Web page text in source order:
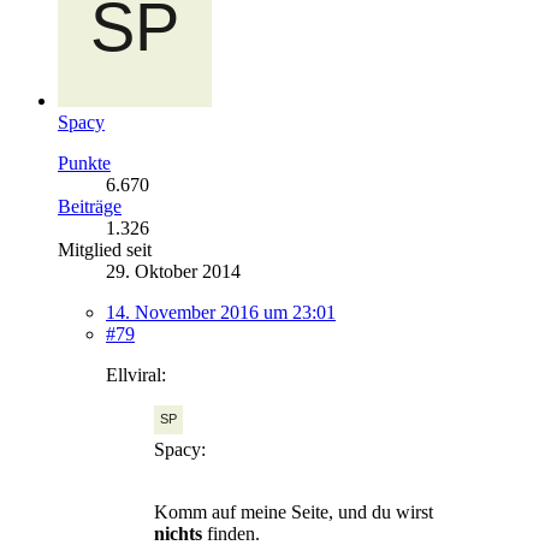
Spacy
Punkte
6.670
Beiträge
1.326
Mitglied seit
29. Oktober 2014
14. November 2016 um 23:01
#79
Ellviral:
Spacy:
Komm auf meine Seite, und du wirst
nichts finden.